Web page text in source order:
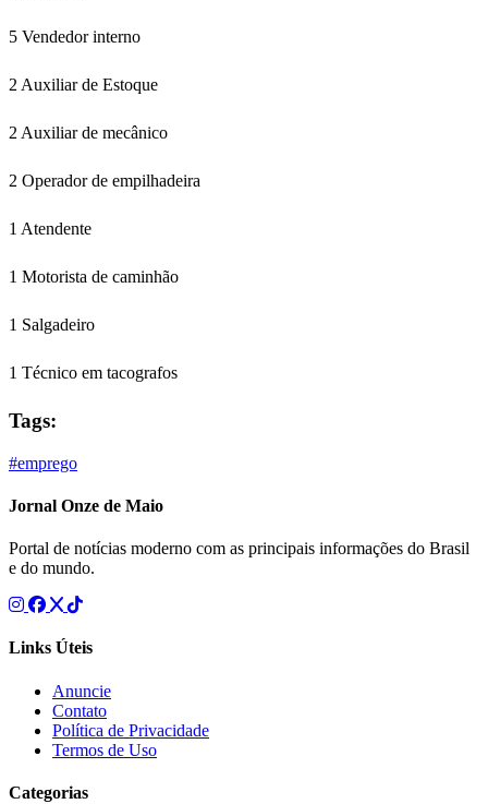
5 Vendedor interno
2 Auxiliar de Estoque
2 Auxiliar de mecânico
2 Operador de empilhadeira
1 Atendente
1 Motorista de caminhão
1 Salgadeiro
1 Técnico em tacografos
Tags:
#emprego
Jornal Onze de Maio
Portal de notícias moderno com as principais informações do Brasil
e do mundo.
Links Úteis
Anuncie
Contato
Política de Privacidade
Termos de Uso
Categorias